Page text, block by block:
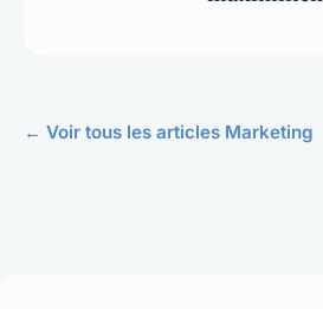
← Voir tous les articles Marketing